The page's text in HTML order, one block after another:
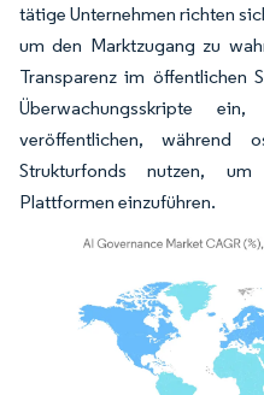
tätige Unternehmen richten
um den Marktzugang zu
Transparenz im öffentlichen
Überwachungsskripte
veröffentlichen, während
Strukturfonds nutzen, um
Plattformen einzuführen.